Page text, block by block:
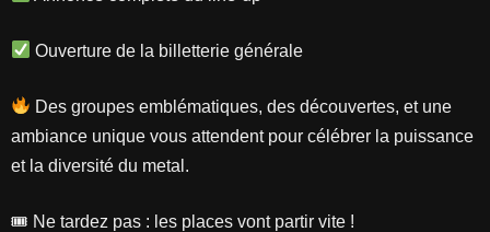
Ouverture de la billetterie générale
Des groupes emblématiques, des découvertes, et une
ambiance unique vous attendent pour célébrer la puissance
et la diversité du metal.
🎟 Ne tardez pas : les places vont partir vite !